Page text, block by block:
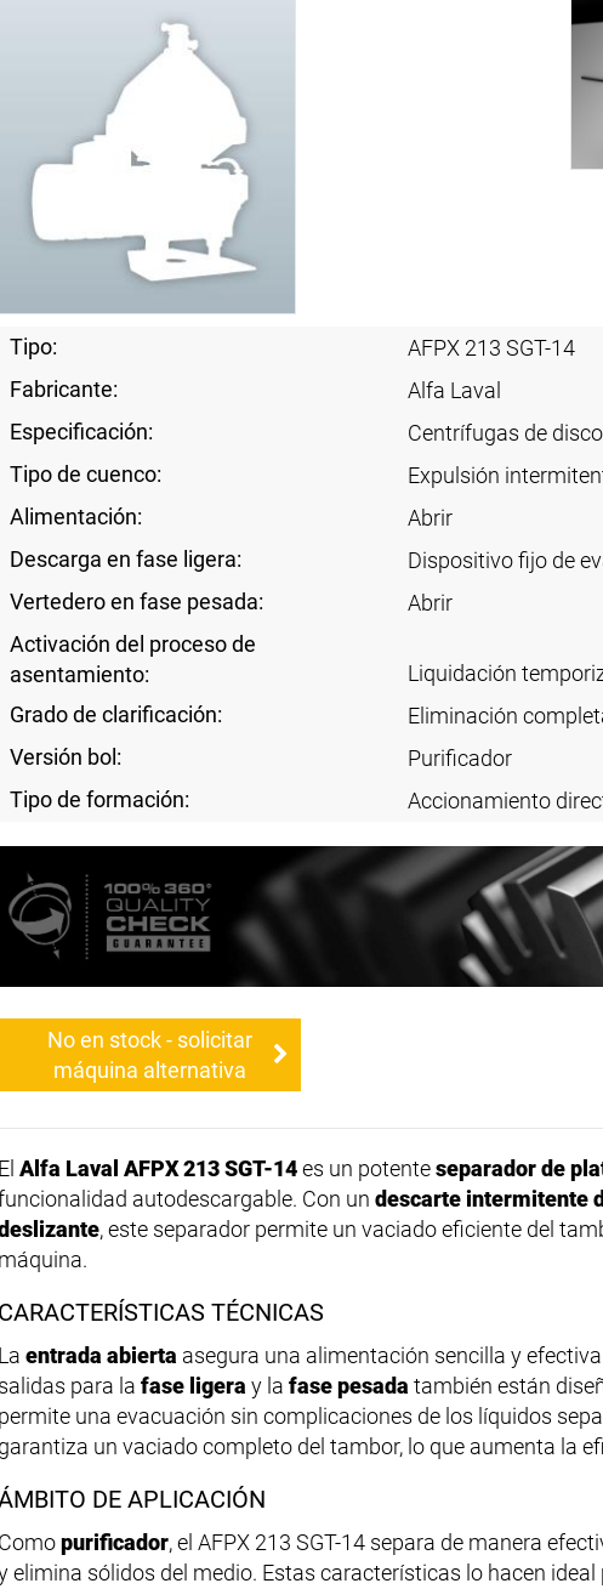
Tipo:
AFPX 213 SGT-14
Fabricante:
Alfa Laval
Especificación:
Centrífugas de
Tipo de cuenco:
Expulsión
Alimentación:
Abrir
Descarga en fase ligera:
Dispositivo fijo de
Vertedero en fase pesada:
Abrir
Activación del proceso de
asentamiento:
Liquidación
Grado de clarificación:
Eliminación
Versión bol:
Purificador
Tipo de formación:
Accionamiento
No en stock - solicitar
máquina alternativa
El Alfa Laval AFPX 213 SGT-14es un potenteseparador de
autodescargable. Con un descarte intermitente
, este separador permite un vaciado eficiente del
máquina.
CARACTERÍSTICAS TÉCNICAS
La entrada abierta asegura una alimentación sencilla y
salidas para la fase ligera y la fase pesada también están
permite una evacuación sin complicaciones de los líquidos
garantiza un vaciado completo del tambor, lo que aumenta la
DE APLICACIÓN
Comopurificador, el AFPX 213 SGT-14 separa de manera
elimina sólidos del medio. Estas características lo hacen